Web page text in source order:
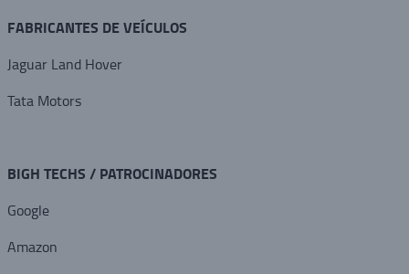
FABRICANTES DE VEÍCULOS
Jaguar Land Hover
Tata Motors
BIGH TECHS / PATROCINADORES
Google
Amazon